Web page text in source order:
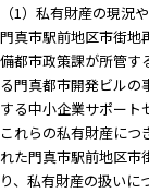
（1）私有財産の現況
門真市駅前地区市街地
備都市政策課が所管す
る門真都市開発ビルの
する中小企業サポート
これらの私有財産につ
れた門真市駅前地区市
り、私有財産の扱いに